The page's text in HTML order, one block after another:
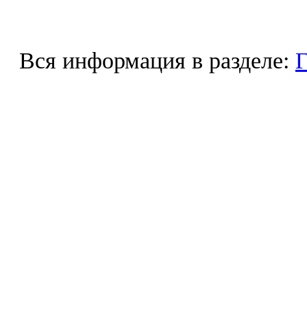
Вся информация в разделе: